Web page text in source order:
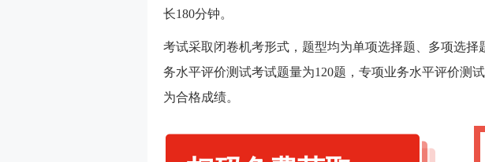
长180分钟。
考试采取闭卷机考形式，题型均为单项选择题、多项选择
务水平评价测试考试题量为120题， 专项业务水平评价测试
为合格成绩。